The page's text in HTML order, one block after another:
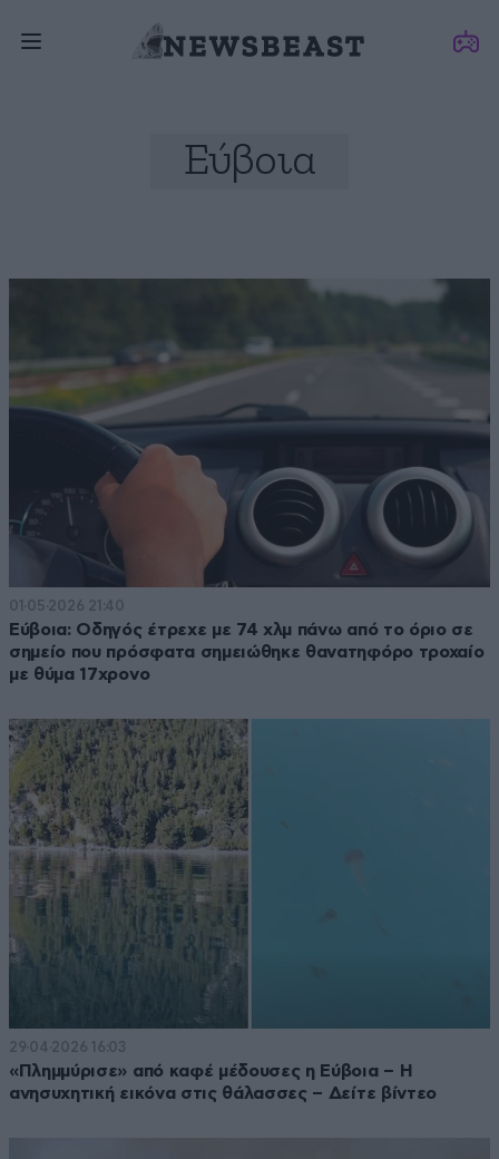
Εύβοια
01·05·2026 21:40
Εύβοια: Οδηγός έτρεχε με 74 χλμ πάνω από το όριο σε
σημείο που πρόσφατα σημειώθηκε θανατηφόρο τροχαίο
με θύμα 17χρονο
29·04·2026 16:03
«Πλημμύρισε» από καφέ μέδουσες η Εύβοια – Η
ανησυχητική εικόνα στις θάλασσες – Δείτε βίντεο